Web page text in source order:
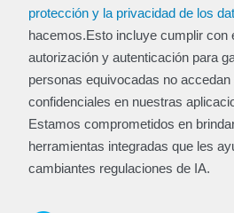
protección y la privacidad de los
hacemos.Esto incluye cumplir con
autorización y autenticación para
personas equivocadas no
confidenciales en nuestras
Estamos comprometidos en
herramientas integradas que les
cambiantes regulaciones de IA.